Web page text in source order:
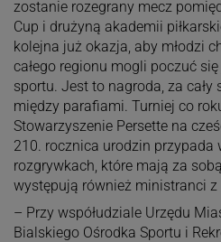
zostanie rozegrany mecz
Cup i drużyną akademii
kolejna już okazja, aby młodzi
całego regionu mogli poczuć
sportu. Jest to nagroda, za
między parafiami. Turniej co
Stowarzyszenie Persette na
210. rocznica urodzin przypada
rozgrywkach, które mają za
występują również ministranci
– Przy współudziale Urzędu
Bialskiego Ośrodka Sportu i